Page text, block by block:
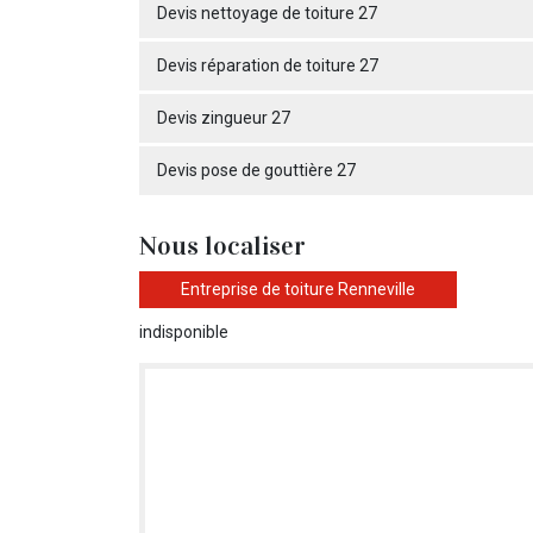
Devis nettoyage de toiture 27
Devis réparation de toiture 27
Devis zingueur 27
Devis pose de gouttière 27
Nous localiser
Entreprise de toiture Renneville
indisponible